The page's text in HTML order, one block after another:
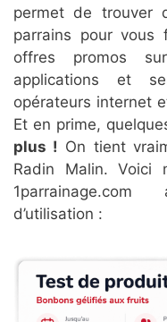
permet de trouver
parrains pour vous
offres promos
applications et
opérateurs internet
Et en prime,
plus ! On tient
Radin Malin.
d’utilisation :